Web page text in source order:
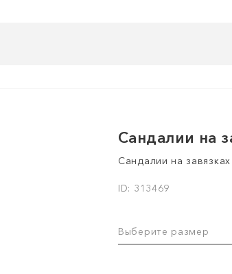
Сандалии на
Сандалии на
ID: 313469
Выберите размер